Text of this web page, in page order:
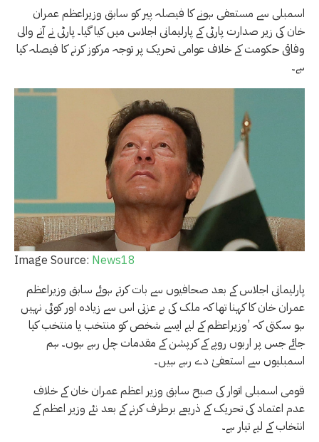
اسمبلی سے مستعفی ہونے کا فیصلہ پیر کو سابق وزیراعظم عمران
خان کی زیر صدارت پارٹی کے پارلیمانی اجلاس میں کیا گیا۔ پارٹی نے آنے والی
وفاقی حکومت کے خلاف عوامی تحریک پر توجہ مرکوز کرنے کا فیصلہ کیا
ہے۔
Image Source: News18
پارلیمانی اجلاس کے بعد صحافیوں سے بات کرتے ہوئے سابق وزیراعظم
عمران خان کا کہنا تھا کہ ملک کی بے عزتی اس سے زیادہ اور کوئی نہیں
ہو سکتی کہ ’وزیراعظم کے لیے ایسے شخص کو منتخب یا منتخب کیا
جائے جس پر اربوں روپے کے کرپشن کے مقدمات چل رہے ہوں۔ ہم
اسمبلیوں سے استعفیٰ دے رہے ہیں۔
قومی اسمبلی اتوار کی صبح سابق وزیر اعظم عمران خان کے خلاف
عدم اعتماد کی تحریک کے ذریعے برطرف کرنے کے بعد نئے وزیر اعظم کے
انتخاب کے لیے تیار ہے۔